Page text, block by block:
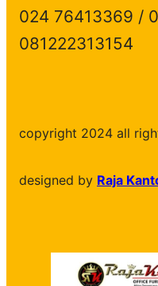
024 76413369 /
081222313154
copyright 2024 all
designed by Raja